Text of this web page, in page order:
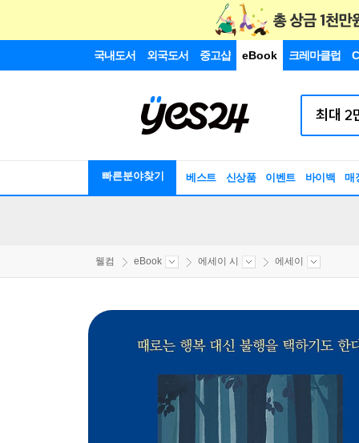
국내도서 외국도서 중고샵 eBook 크레마클럽
빠른분야찾기 베스트 신상품 이벤트 바이백 매
웰컴 eBook 에세이 시 에세이